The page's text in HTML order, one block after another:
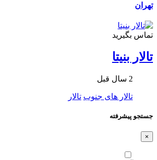
تهران
تماس بگیرید
تالار بنیتا
2 سال قبل
تالار های جنوب تالار
جستجو پیشرفته
×